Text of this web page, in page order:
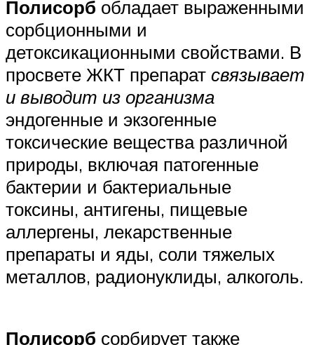
Полисорб обладает выраженными
сорбционными и
детоксикационными свойствами. В
просвете ЖКТ препарат связывает
и выводит из организма
эндогенные и экзогенные
токсические вещества различной
природы, включая патогенные
бактерии и бактериальные
токсины, антигены, пищевые
аллергены, лекарственные
препараты и яды, соли тяжелых
металлов, радионуклиды, алкоголь.
Полисорб сорбирует также